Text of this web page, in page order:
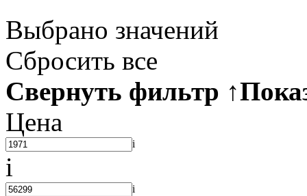
Выбрано значений
Сбросить все
Свернуть фильтр ↑
Цена
i
i
i